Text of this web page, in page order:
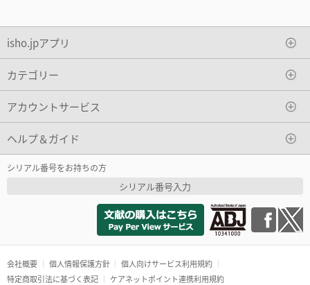
isho.jpアプリ
カテゴリー
アカウントサービス
ヘルプ＆ガイド
シリアル番号をお持ちの方
シリアル番号入力
会社概要 個人情報保護方針
個人向けサービス利用規約
特定商取引法に基づく表記
ケアネットポイント連携利用規約